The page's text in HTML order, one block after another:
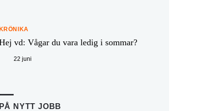
KRÖNIKA
vd: Vågar du vara ledig i sommar?
22 juni
PÅ NYTT JOBB